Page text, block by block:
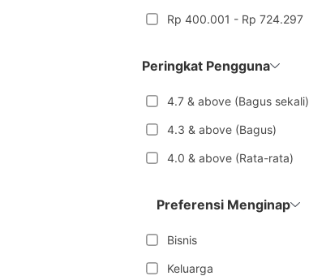
Rp 400.001 - Rp 724.297
Peringkat Pengguna
4.7 & above (Bagus sekali)
4.3 & above (Bagus)
4.0 & above (Rata-rata)
Preferensi Menginap
Bisnis
Keluarga